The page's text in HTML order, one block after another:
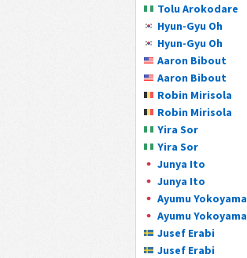
Tolu Arokodare
Hyun-Gyu Oh
Hyun-Gyu Oh
Aaron Bibout
Aaron Bibout
Robin Mirisola
Robin Mirisola
Yira Sor
Yira Sor
Junya Ito
Junya Ito
Ayumu Yokoyama
Ayumu Yokoyama
Jusef Erabi
Jusef Erabi